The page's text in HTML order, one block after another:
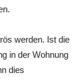
werden. Ist die
in der Wohnung
dies